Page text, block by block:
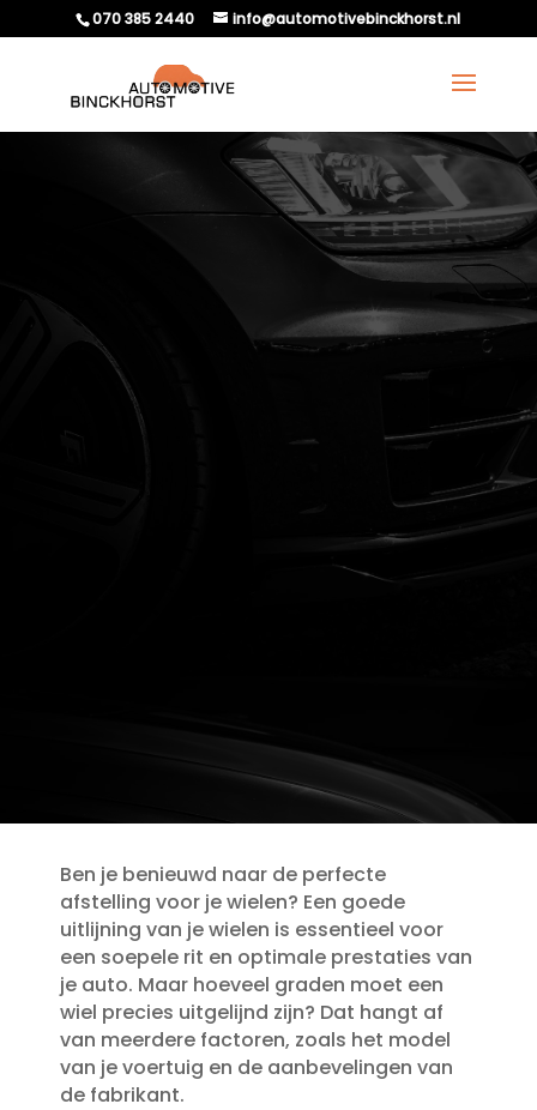
070 385 2440 info@automotivebinckhorst.nl
HOEVEEL GRADEN MOET
EEN WIEL UITGELIJND
Ben je benieuwd naar de perfecte
afstelling voor je wielen? Een goede
uitlijning van je wielen is essentieel voor
een soepele rit en optimale prestaties van
je auto.​ Maar hoeveel graden moet een
wiel precies uitgelijnd zijn? Dat hangt af
van meerdere factoren, zoals het model
van je voertuig en de aanbevelingen van
de fabrikant.​